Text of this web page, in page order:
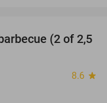
30%
(2 of 2,5
8.6 star